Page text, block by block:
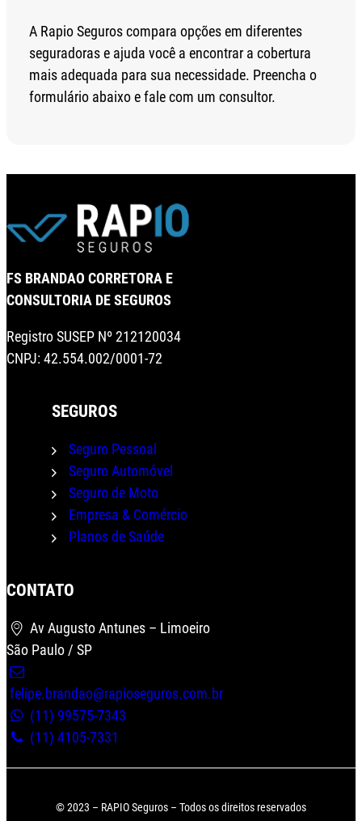
A Rapio Seguros compara opções em diferentes
seguradoras e ajuda você a encontrar a cobertura
mais adequada para sua necessidade. Preencha o
formulário abaixo e fale com um consultor.
FS BRANDAO CORRETORA E
CONSULTORIA DE SEGUROS
Registro SUSEP Nº 212120034
CNPJ: 42.554.002/0001-72
SEGUROS
Seguro Pessoal
Seguro Automóvel
Seguro de Moto
Empresa & Comércio
Planos de Saúde
CONTATO
Av Augusto Antunes – Limoeiro
São Paulo / SP
felipe.brandao@rapioseguros.com.br
(11) 99575-7343
(11) 4105-7331
© 2023 – RAPIO Seguros – Todos os direitos reservados